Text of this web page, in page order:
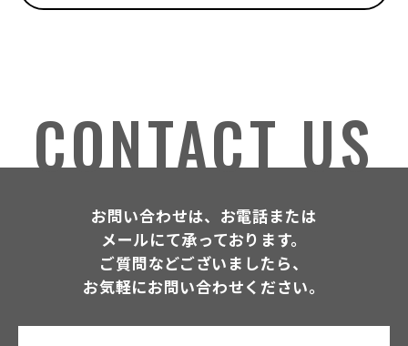
CONTACT US
お問い合わせは、お電話または
メールにて承っております。
ご質問などございましたら、
お気軽にお問い合わせください。